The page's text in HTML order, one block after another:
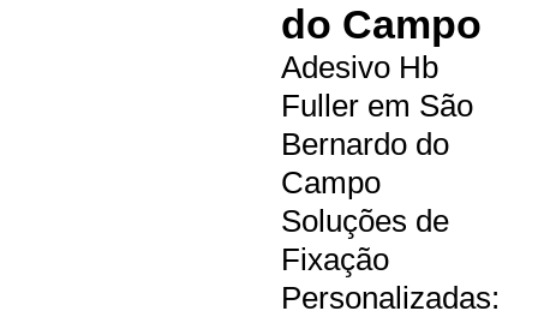
do Campo
Adesivo Hb
Fuller em São
Bernardo do
Campo
Soluções de
Fixação
Personalizadas: